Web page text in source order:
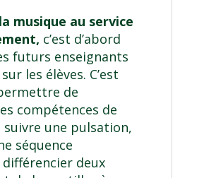
musique au service
c’est d’abord
futurs enseignants
les élèves. C’est
de
compétences de
suivre une pulsation,
séquence
deux